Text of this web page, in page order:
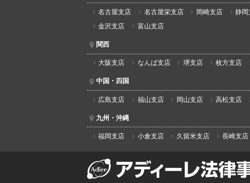
名古屋支店 名古屋栄支店 岡崎支店 静岡
金沢支店
富山支店
関西
大阪支店 なんば支店 堺支店 枚方支店
中国・四国
広島支店 福山支店 岡山支店 高松支店
九州・沖縄
福岡支店 小倉支店 久留米支店 長崎支店